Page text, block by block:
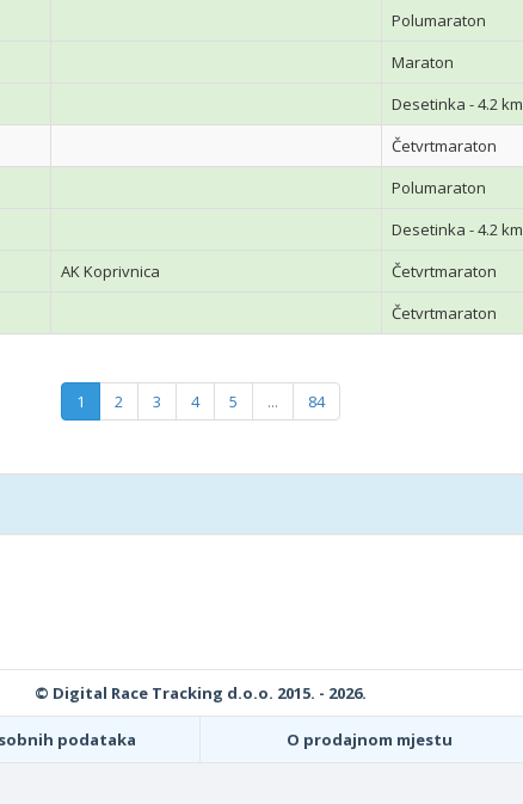
Polumaraton
Maraton
Desetinka - 4.2 km
Četvrtmaraton
Polumaraton
Desetinka - 4.2 km
AK Koprivnica
Četvrtmaraton
Četvrtmaraton
1 2 3 4 5 ... 84
© Digital Race Tracking d.o.o. 2015. - 2026.
podataka O prodajnom mjestu